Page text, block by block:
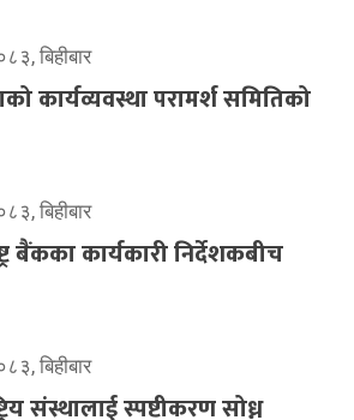
बिहीबार
कार्यव्यवस्था परामर्श समितिको
बिहीबार
बैंकका कार्यकारी निर्देशकबीच
बिहीबार
संस्थालाई स्पष्टीकरण सोध्न